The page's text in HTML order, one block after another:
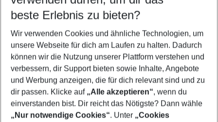
5-8 Nächte
2 Erwachsene Keine Kinder
Mehr Filter anzeigen
beste Erlebnis zu bieten?
Wir verwenden Cookies und ähnliche Technologien, um
unsere Webseite für dich am Laufen zu halten. Dadurch
können wir die Nutzung unserer Plattform verstehen und
verbessern, dir Support bieten sowie Inhalte, Angebote
und Werbung anzeigen, die für dich relevant sind und zu
dir passen. Klicke auf „Alle akzeptieren“, wenn du
einverstanden bist. Dir reicht das Nötigste? Dann wähle
„Nur notwendige Cookies“. Unter „Cookies